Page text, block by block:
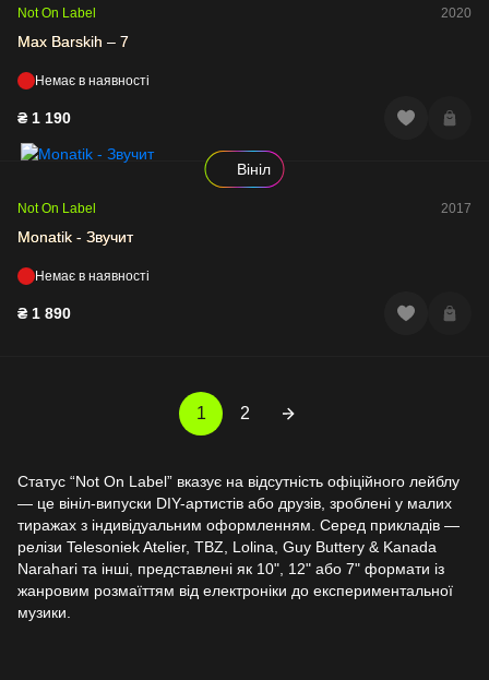
Not On Label 2020
Max Barskih – 7
Немає в наявності
₴ 1 190
Вініл
Not On Label 2017
Monatik - Звучит
Немає в наявності
₴ 1 890
1 2
Статус “Not On Label” вказує на відсутність офіційного лейблу
— це вініл-випуски DIY-артистів або друзів, зроблені у малих
тиражах з індивідуальним оформленням. Серед прикладів —
релізи Telesoniek Atelier, TBZ, Lolina, Guy Buttery & Kanada
Narahari та інші, представлені як 10", 12" або 7" формати із
жанровим розмаїттям від електроніки до експериментальної
музики.